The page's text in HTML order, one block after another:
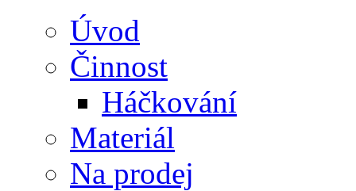
Úvod
Činnost
Háčkování
Materiál
Na prodej